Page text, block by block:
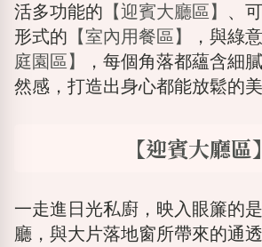
活多功能的 【迎賓大廳區】 、
形式的 【室內用餐區】 ，與綠
庭園區】
，每個角落都蘊含細
然感，打造出身心都能放鬆的美
【迎賓大廳區】
一走進日光私廚，映入眼簾的
廳，與大片落地窗所帶來的通